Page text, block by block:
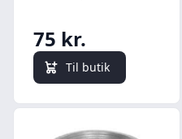
75 kr.
Til butik